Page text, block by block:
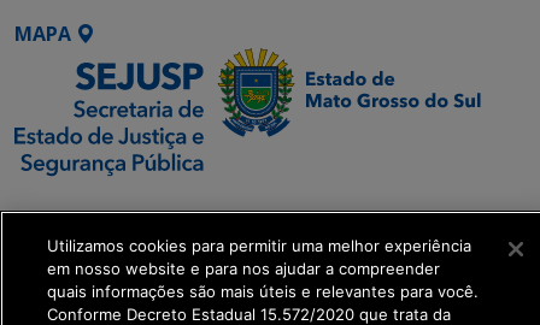
MAPA
SETDIG | Secretaria-
Executiva de
Transformação Digital
Utilizamos cookies para permitir uma melhor experiência
em nosso website e para nos ajudar a compreender
quais informações são mais úteis e relevantes para você.
Conforme Decreto Estadual 15.572/2020 que trata da